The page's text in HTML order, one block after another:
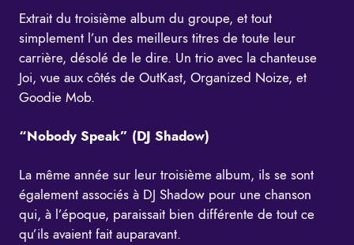
Extrait du troisième album du groupe, et tout
simplement l’un des meilleurs titres de toute leur
carrière, désolé de le dire. Un trio avec la chanteuse
Joi, vue aux côtés de OutKast, Organized Noize, et
Goodie Mob.
“Nobody Speak” (DJ Shadow)
La même année sur leur troisième album, ils se sont
également associés à DJ Shadow pour une chanson
qui, à l’époque, paraissait bien différente de tout ce
qu’ils avaient fait auparavant.